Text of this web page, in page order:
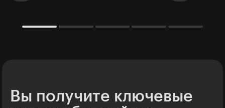
Вы получите ключевые